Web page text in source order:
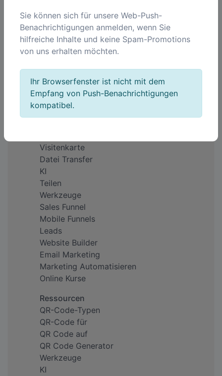
Unternehmen
Über uns
Impressum
Warum QREQ?
Feedback
Preise
Produkte
Visitenkarte
Datei Transfer
KI
Teilen
Werkzeuge
Sales Funnel
Mobile Funnels
Leads
Website Builder
Email Marketing
Marketing Automatisieren
Online Kurse
Ressourcen
QR-Code-Typen
QR-Code für
QR Code auf
QR Code Generator
Werkzeuge
KI
Sie können sich für unsere Web-Push-
Benachrichtigungen anmelden, wenn Sie
hilfreiche Inhalte und keine Spam-Promotions
von uns erhalten möchten.
Ihr Browserfenster ist nicht mit dem
Empfang von Push-Benachrichtigungen
kompatibel.